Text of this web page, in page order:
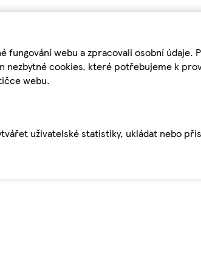
webu a zpracovali osobní
cookies, které potřebujeme k
webu.
uživatelské statistiky, ukládat nebo